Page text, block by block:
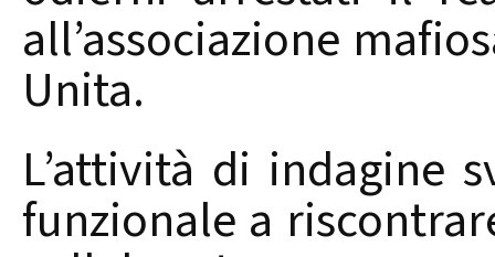
all’associazione
Unita.
L’attività di indagine
funzionale a